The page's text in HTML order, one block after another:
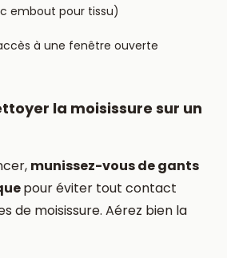
embout pour tissu)
à une fenêtre ouverte
la moisissure sur un
munissez-vous de gants
pour éviter tout contact
de moisissure. Aérez bien la